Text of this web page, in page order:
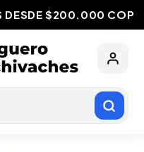
DESDE $200.000 COP